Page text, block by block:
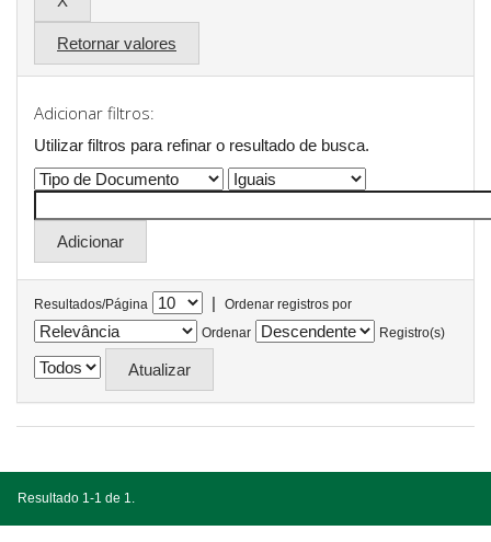
Retornar valores
Adicionar filtros:
Utilizar filtros para refinar o resultado de busca.
Resultados/Página |
Ordenar registros por
Ordenar
Registro(s)
Resultado 1-1 de 1.